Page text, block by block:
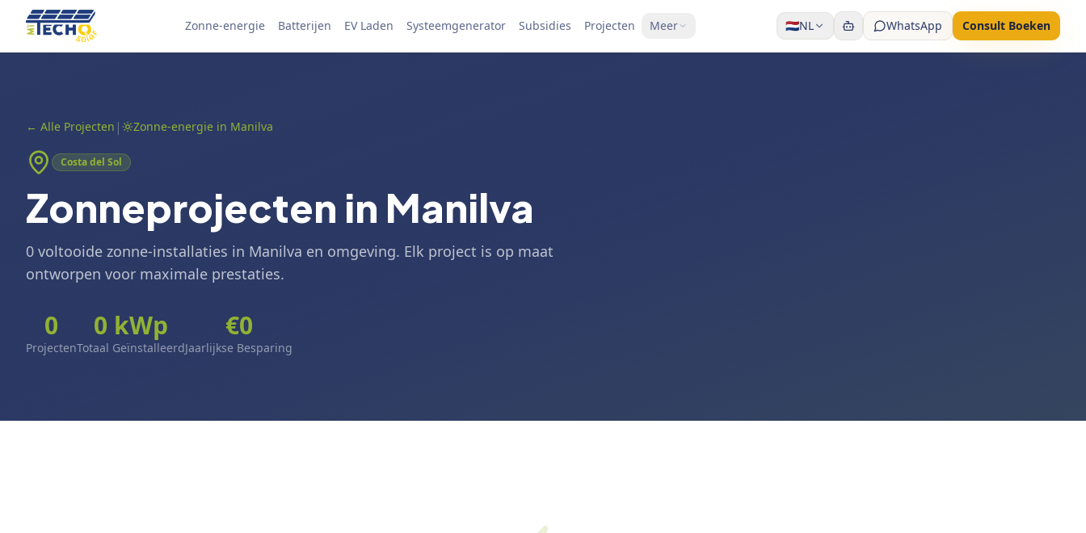
Skip to content
Zonne-energie Batterijen EV Laden Systeemgenerator Subsidies Projecten Meer 🇳🇱NL WhatsApp Consult Boeken
← Alle Projecten | Zonne-energie in Manilva
Costa del Sol
Zonneprojecten in Manilva
0 voltooide zonne-installaties in Manilva en omgeving. Elk project is op maat
ontworpen voor maximale prestaties.
0
Projecten
0 kWp
Totaal Geïnstalleerd
€0
Jaarlijkse Besparing